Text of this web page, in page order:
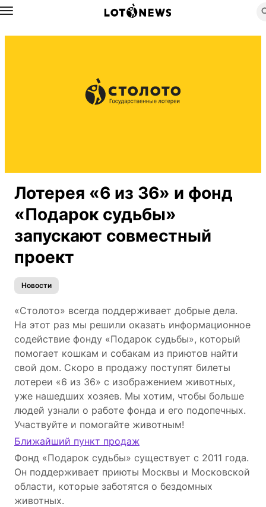
Назад
Лотерея «6 из 36» и фонд
«Подарок судьбы»
запускают совместный
проект
Новости
«Столото» всегда поддерживает добрые дела.
На этот раз мы решили оказать информационное
содействие фонду «Подарок судьбы», который
помогает кошкам и собакам из приютов найти
свой дом. Скоро в продажу поступят билеты
лотереи «6 из 36» с изображением животных,
уже нашедших хозяев. Мы хотим, чтобы больше
людей узнали о работе фонда и его подопечных.
Участвуйте и помогайте животным!
Ближайший пункт продаж
Фонд «Подарок судьбы» существует с 2011 года.
Он поддерживает приюты Москвы и Московской
области, которые заботятся о бездомных
животных.